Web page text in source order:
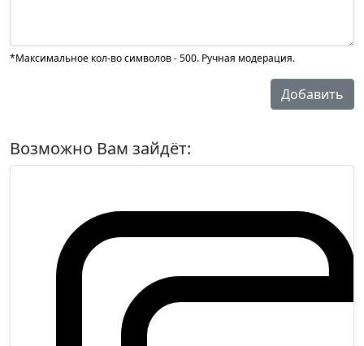
*Максимальное кол-во символов - 500. Ручная модерация.
Добавить
Возможно Вам зайдёт: